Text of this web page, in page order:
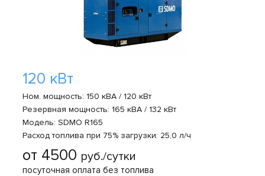
120 кВт
Ном. мощность: 150 кВА / 120 кВт
Резервная мощность: 165 кВА / 132 кВт
Модель: SDMO R165
Расход топлива при 75% загрузки: 25,0 л/ч
от 4500 руб./сутки
посуточная оплата без топлива